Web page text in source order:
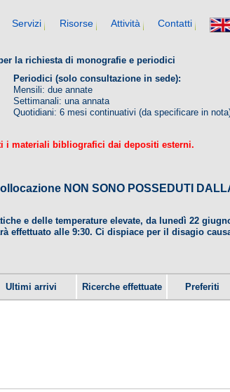
Servizi Risorse Attività Contatti
la richiesta di monografie e periodici
Periodici (solo consultazione in sede):
Mensili: due annate
Settimanali: una annata
Quotidiani: 6 mesi continuativi (da specificare in
i materiali bibliografici dai depositi esterni.
NON SONO POSSEDUTI
e delle temperature elevate, da lunedì 22
effettuato alle 9:30. Ci dispiace per il disagio
Ultimi arrivi Ricerche effettuate Preferiti